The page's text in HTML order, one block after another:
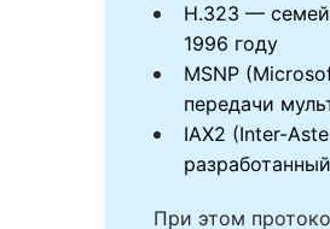
H.323 —
1996 году
MSNP
передачи
IAX2 (Inter-
При этом